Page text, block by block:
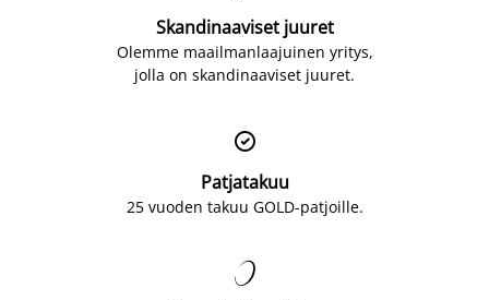
Skandinaaviset juuret
Olemme maailmanlaajuinen yritys,
jolla on skandinaaviset juuret.

Patjatakuu
25 vuoden takuu GOLD-patjoille.
